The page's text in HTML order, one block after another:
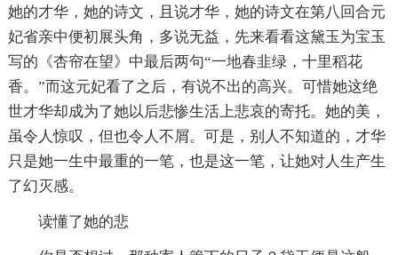
她的才华，她的诗文，且说才华，她的诗文在第八回合元
妃省亲中便初展头角，多说无益，先来看看这黛玉为宝玉
写的《杏帘在望》中最后两句“一地春韭绿，十里稻花
香。”而这元妃看了之后，有说不出的高兴。可惜她这绝
世才华却成为了她以后悲惨生活上悲哀的寄托。她的美，
虽令人惊叹，但也令人不屑。可是，别人不知道的，才华
只是她一生中最重的一笔，也是这一笔，让她对人生产生
了幻灭感。
读懂了她的悲